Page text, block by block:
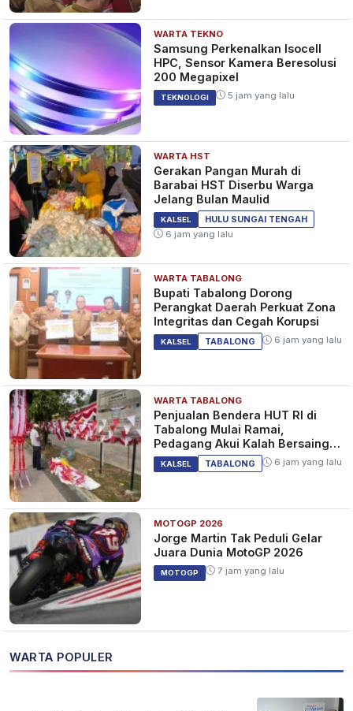
WARTA TEKNO
Samsung Perkenalkan Isocell
HPC, Sensor Kamera Beresolusi
200 Megapixel
TEKNOLOGI 5 jam yang lalu
WARTA HST
Gerakan Pangan Murah di
Barabai HST Diserbu Warga
Jelang Bulan Maulid
KALSEL
HULU SUNGAI TENGAH
6 jam yang lalu
WARTA TABALONG
Bupati Tabalong Dorong
Perangkat Daerah Perkuat Zona
Integritas dan Cegah Korupsi
KALSEL TABALONG 6 jam yang lalu
WARTA TABALONG
Penjualan Bendera HUT RI di
Tabalong Mulai Ramai,
Pedagang Akui Kalah Bersaing
dengan Online
KALSEL TABALONG 6 jam yang lalu
MOTOGP 2026
Jorge Martin Tak Peduli Gelar
Juara Dunia MotoGP 2026
MOTOGP 7 jam yang lalu
WARTA POPULER